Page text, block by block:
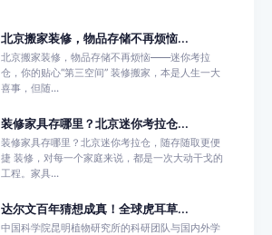
北京搬家装修，物品存储不再烦恼...
北京搬家装修，物品存储不再烦恼——迷你考拉
仓，你的贴心“第三空间” 装修搬家，本是人生一大
喜事，但随...
装修家具存哪里？北京迷你考拉仓...
装修家具存哪里？北京迷你考拉仓，随存随取更便
捷 装修，对每一个家庭来说，都是一次大动干戈的
工程。家具...
达尔文百年猜想成真！全球虎耳草...
中国科学院昆明植物研究所的科研团队与国内外学